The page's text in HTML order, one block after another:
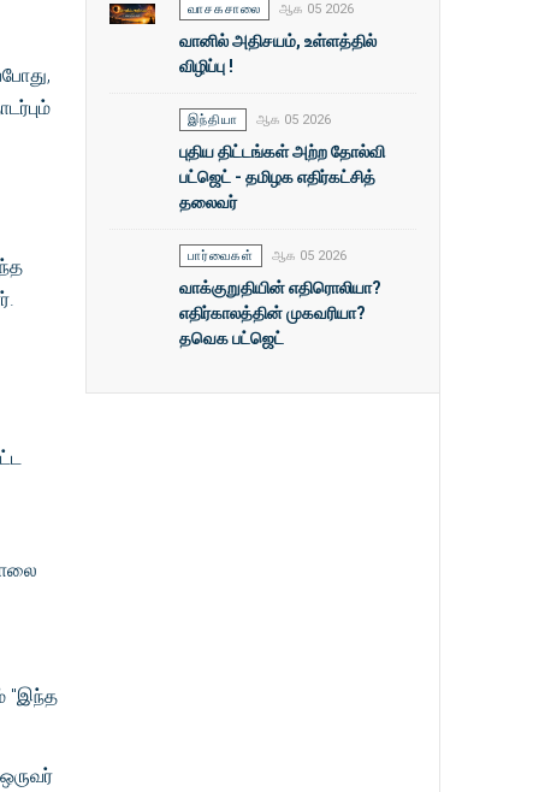
"இந்த
வாசகசாலை ஆக 05 2026
வானில் அதிசயம், உள்ளத்தில்
விழிப்பு !
இந்தியா ஆக 05 2026
புதிய திட்டங்கள் அற்ற தோல்வி
பட்ஜெட் - தமிழக எதிர்கட்சித்
தலைவர்
பார்வைகள் ஆக 05 2026
வாக்குறுதியின் எதிரொலியா?
எதிர்காலத்தின் முகவரியா?
தவெக பட்ஜெட்